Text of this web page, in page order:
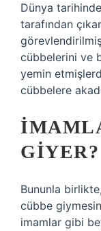
Dünya
tarafından
cübbelerini ve
yemin
cübbelere
GIYER?
Bununla
cübbe
imamlar gibi